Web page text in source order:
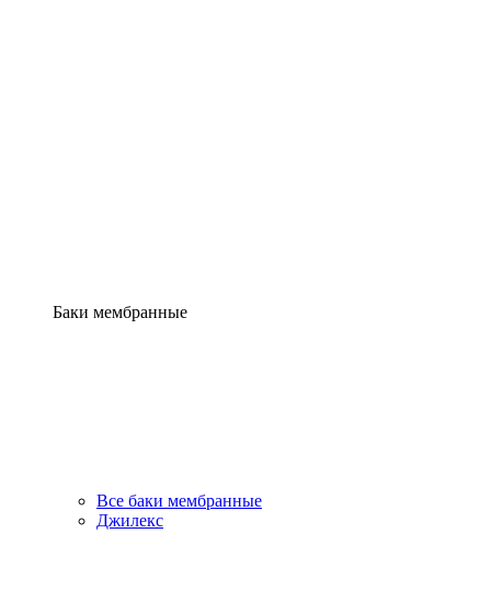
Баки мембранные
Все баки мембранные
Джилекс